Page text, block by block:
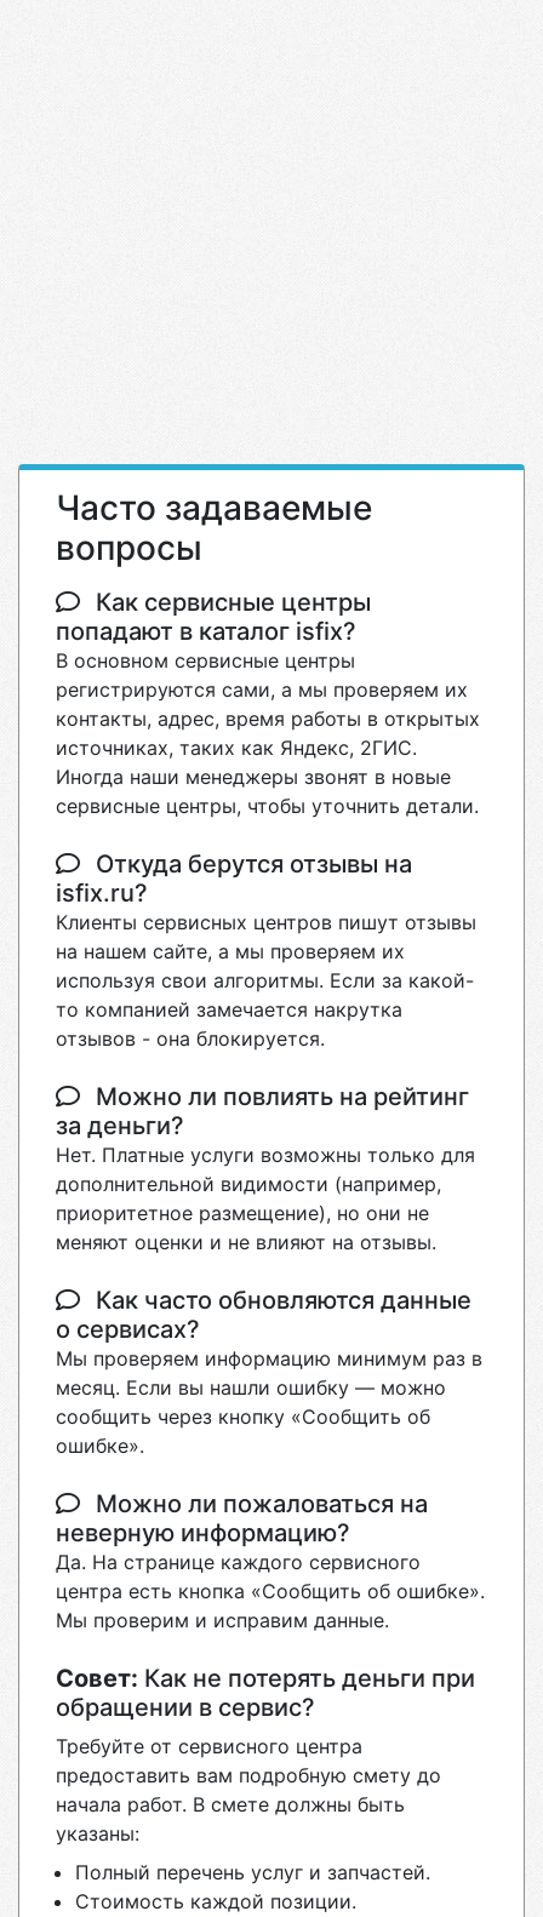
Часто задаваемые
вопросы
Как сервисные центры
попадают в каталог isfix?
В основном сервисные центры
регистрируются сами, а мы проверяем их
контакты, адрес, время работы в открытых
источниках, таких как Яндекс, 2ГИС.
Иногда наши менеджеры звонят в новые
сервисные центры, чтобы уточнить детали.
Откуда берутся отзывы на
isfix.ru?
Клиенты сервисных центров пишут отзывы
на нашем сайте, а мы проверяем их
используя свои алгоритмы. Если за какой-
то компанией замечается накрутка
отзывов - она блокируется.
Можно ли повлиять на рейтинг
за деньги?
Нет. Платные услуги возможны только для
дополнительной видимости (например,
приоритетное размещение), но они не
меняют оценки и не влияют на отзывы.
Как часто обновляются данные
о сервисах?
Мы проверяем информацию минимум раз в
месяц. Если вы нашли ошибку — можно
сообщить через кнопку «Сообщить об
ошибке».
Можно ли пожаловаться на
неверную информацию?
Да. На странице каждого сервисного
центра есть кнопка «Сообщить об ошибке».
Мы проверим и исправим данные.
Совет: Как не потерять деньги при
обращении в сервис?
Требуйте от сервисного центра
предоставить вам подробную смету до
начала работ. В смете должны быть
указаны:
Полный перечень услуг и запчастей.
Стоимость каждой позиции.